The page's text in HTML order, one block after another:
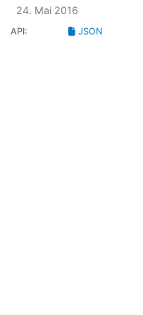
24. Mai 2016
API: JSON